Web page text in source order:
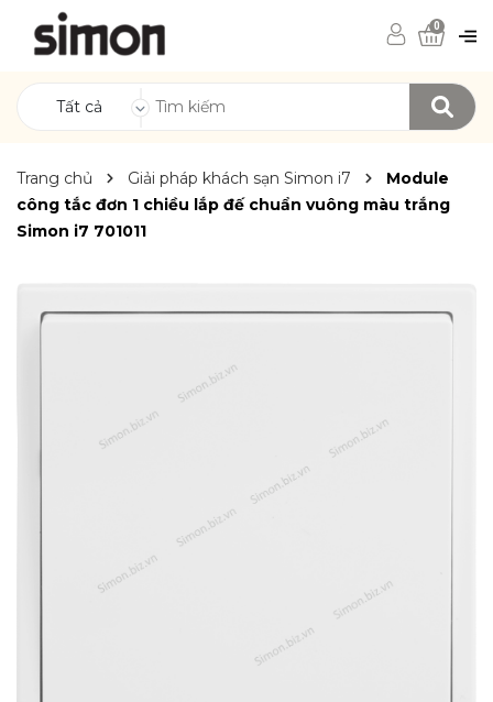
Tất cả
0
Trang chủ Giải pháp khách sạn Simon i7
Module
công tắc đơn 1 chiều lắp đế chuẩn vuông màu trắng
Simon i7 701011